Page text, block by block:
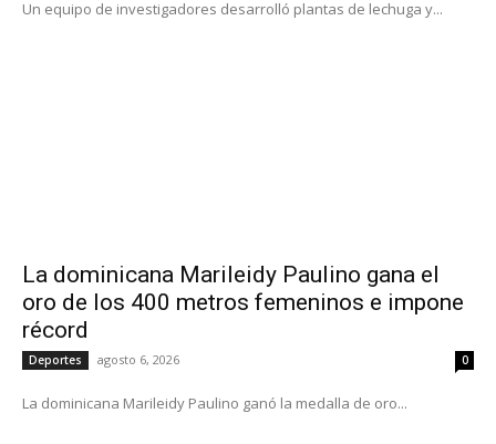
Un equipo de investigadores desarrolló plantas de lechuga y...
La dominicana Marileidy Paulino gana el
oro de los 400 metros femeninos e impone
récord
Deportes agosto 6, 2026 0
La dominicana Marileidy Paulino ganó la medalla de oro...